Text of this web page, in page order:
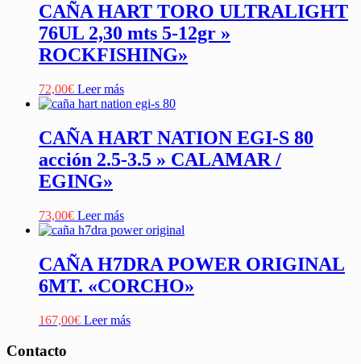
CAÑA HART TORO ULTRALIGHT
76UL 2,30 mts 5-12gr »
ROCKFISHING»
72,00€ Leer más
CAÑA HART NATION EGI-S 80
acción 2.5-3.5 » CALAMAR /
EGING»
73,00€ Leer más
CAÑA H7DRA POWER ORIGINAL
6MT. «CORCHO»
167,00€ Leer más
Contacto